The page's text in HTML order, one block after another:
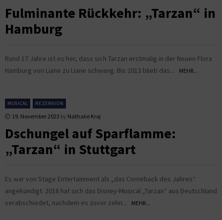
Fulminante Rückkehr: „Tarzan“ in
Hamburg
Rund 17 Jahre ist es her, dass sich Tarzan erstmalig in der Neuen Flora
Hamburg von Liane zu Liane schwang. Bis 2013 blieb das...
MEHR...
MUSICAL REZENSION
19. November 2023 by Nathalie Kroj
Dschungel auf Sparflamme:
„Tarzan“ in Stuttgart
Es war von Stage Entertainment als „das Comeback des Jahres“
angekündigt. 2018 hat sich das Disney-Musical „Tarzan“ aus Deutschland
verabschiedet, nachdem es zuvor zehn...
MEHR...